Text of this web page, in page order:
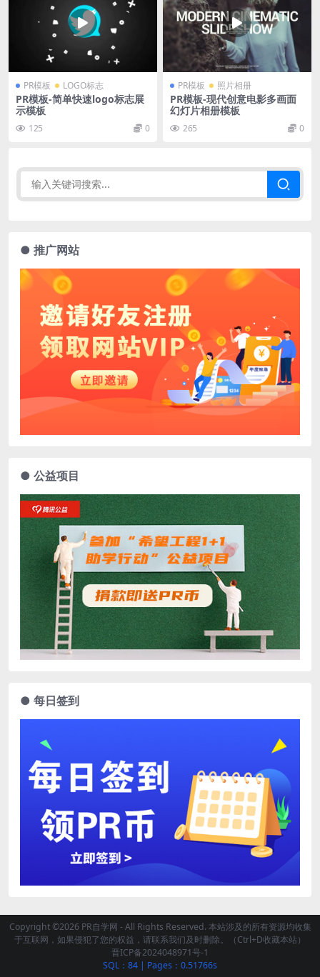
PR模板 LOGO标志
PR模板-简单快速logo标志展
示模板
125 0
PR模板 照片相册
PR模板-现代创意电影多画面
幻灯片相册模板
265 0
● 推广网站
● 公益项目
● 每日签到
Copyright ©2026 PR自学网 - All Rights Reserved. 本站涉及的所有资源均收集
于互联网，如果侵犯了您的权益，请联系我们及时删除。（Ctrl+D收藏本站）
晋ICP备2024048971号-1
SQL：84 | Pages：0.51766s